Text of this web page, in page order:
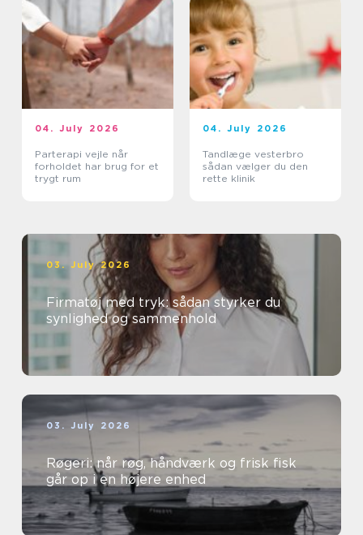
04. July 2026
Parterapi vejle når
forholdet har brug for et
trygt rum
04. July 2026
Tandlæge vesterbro
sådan vælger du den
rette klinik
03. July 2026
Firmatøj med tryk: sådan styrker du
synlighed og sammenhold
03. July 2026
Røgeri: når røg, håndværk og frisk fisk
går op i en højere enhed